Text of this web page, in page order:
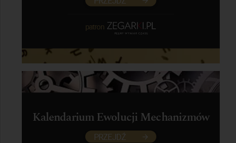
patron
Kalendarium Ewolucji Mechanizmów
PRZEJDŹ